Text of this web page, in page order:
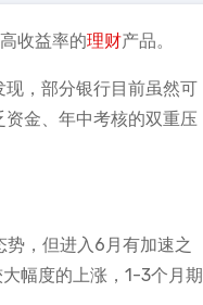
收益率的理财产品。
，部分银行目前虽然可
金、年中考核的双重压
，但进入6月有加速之
幅度的上涨，1-3个月期